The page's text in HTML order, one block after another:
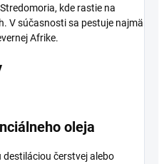
kde rastie na
V súčasnosti sa pestuje najmä
Afrike.
oleja
destiláciou čerstvej alebo